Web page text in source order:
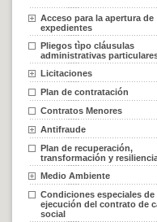
Acceso para la apertura de
expedientes
Pliegos tìpo cláusulas
administrativas
Licitaciones
Plan de contratación
Contratos Menores
Antifraude
Plan de recuperación,
transformación y
Medio Ambiente
Condiciones especiales de
ejecución del contrato de
social